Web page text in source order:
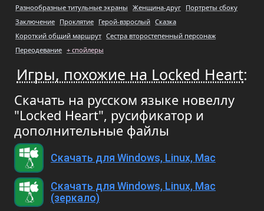
Разнообразные титульные экраны Женщина-друг Портреты сбоку
Заключение Проклятие Герой-взрослый Сказка
Короткий общий маршрут Сестра второстепенный персонаж
Переодевание + спойлеры
Игры, похожие на Locked Heart:
Скачать на русском языке новеллу
"Locked Heart", русификатор и
дополнительные файлы
Скачать для Windows, Linux, Mac
Скачать для Windows, Linux, Mac
(зеркало)